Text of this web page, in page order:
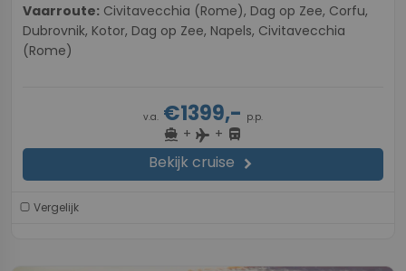
Vaarroute:
Dubrovnik, Kotor, Dag op Zee, Napels, Civitavecchia
(Rome)
v.a. €1399,- p.p.
directions_boat + flight + directions_bus
Bekijk cruise chevron_right
Vergelijk